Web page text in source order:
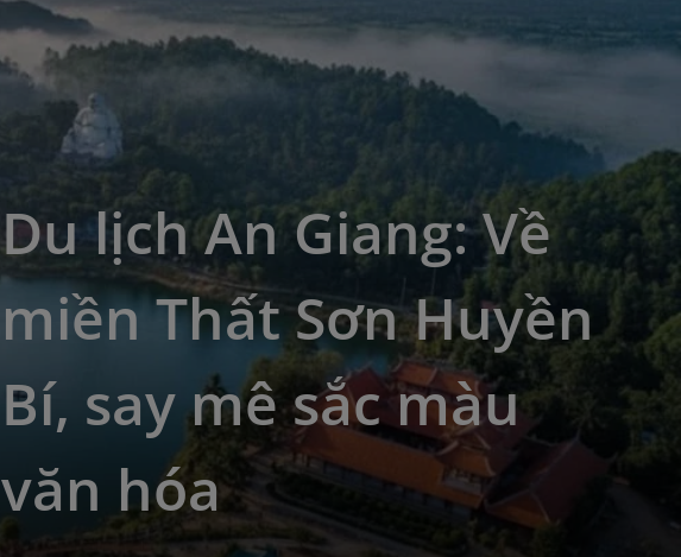
Du lịch An Giang: Về
miền Thất Sơn Huyền
Bí, say mê sắc màu
văn hóa